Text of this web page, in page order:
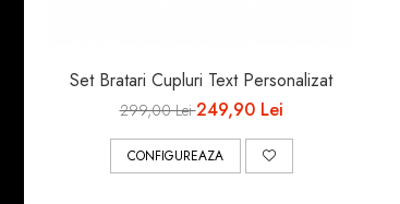
Set Bratari Cupluri Text Personalizat
299,00 Lei249,90 Lei
CONFIGUREAZA